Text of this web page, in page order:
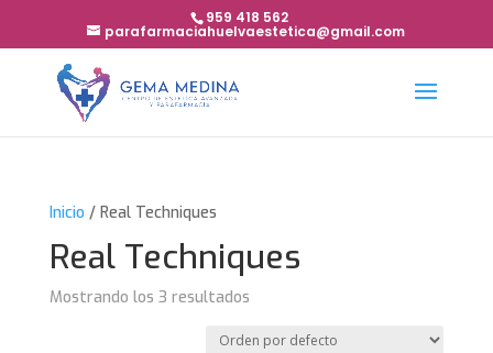
959 418 562
parafarmaciahuelvaestetica@gmail.com
Inicio / Real Techniques
Real Techniques
Mostrando los 3 resultados